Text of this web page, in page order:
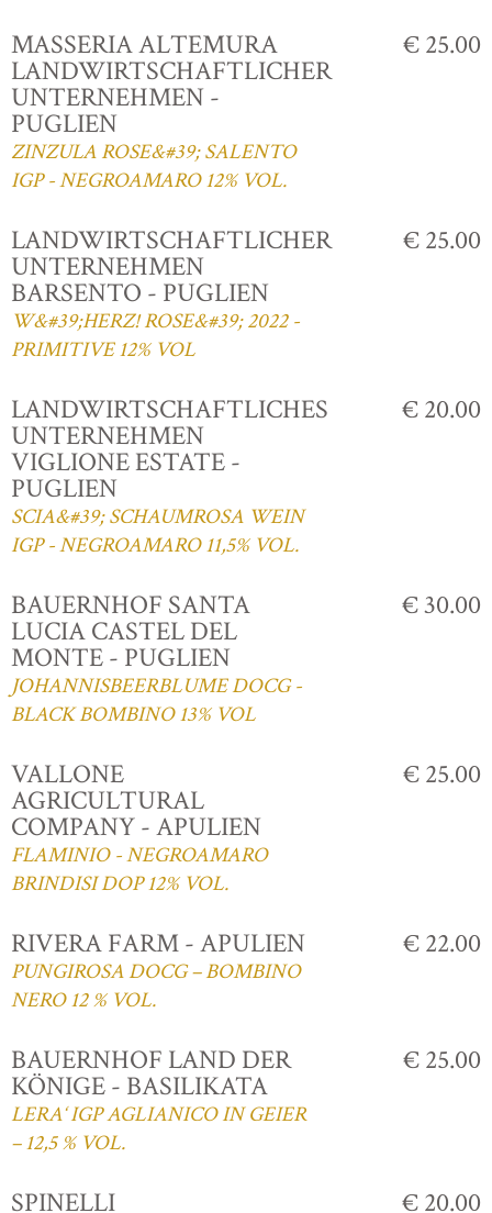
MASSERIA ALTEMURA
LANDWIRTSCHAFTLICHER
UNTERNEHMEN -
PUGLIEN
ZINZULA ROSE&#39; SALENTO
IGP - NEGROAMARO 12% VOL.
€ 25.00
LANDWIRTSCHAFTLICHER
UNTERNEHMEN
BARSENTO - PUGLIEN
W&#39;HERZ! ROSE&#39; 2022 -
PRIMITIVE 12% VOL
€ 25.00
LANDWIRTSCHAFTLICHES
UNTERNEHMEN
VIGLIONE ESTATE -
PUGLIEN
SCIA&#39; SCHAUMROSA WEIN
IGP - NEGROAMARO 11,5% VOL.
€ 20.00
BAUERNHOF SANTA
LUCIA CASTEL DEL
MONTE - PUGLIEN
JOHANNISBEERBLUME DOCG -
BLACK BOMBINO 13% VOL
€ 30.00
VALLONE
AGRICULTURAL
COMPANY - APULIEN
FLAMINIO - NEGROAMARO
BRINDISI DOP 12% VOL.
€ 25.00
RIVERA FARM - APULIEN
PUNGIROSA DOCG – BOMBINO
NERO 12 % VOL.
€ 22.00
BAUERNHOF LAND DER
KÖNIGE - BASILIKATA
LERA‘ IGP AGLIANICO IN GEIER
– 12,5 % VOL.
€ 25.00
SPINELLI € 20.00